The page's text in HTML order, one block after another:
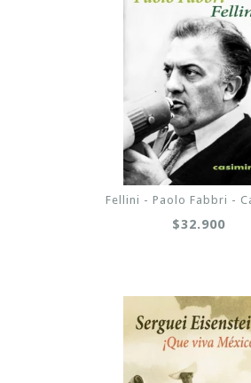
Fellini - Paolo Fabbri -
$32.900